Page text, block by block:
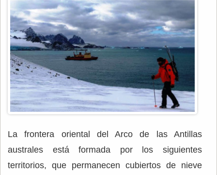
La frontera oriental del Arco de las Antillas
australes está formada por los siguientes
territorios, que permanecen cubiertos de nieve